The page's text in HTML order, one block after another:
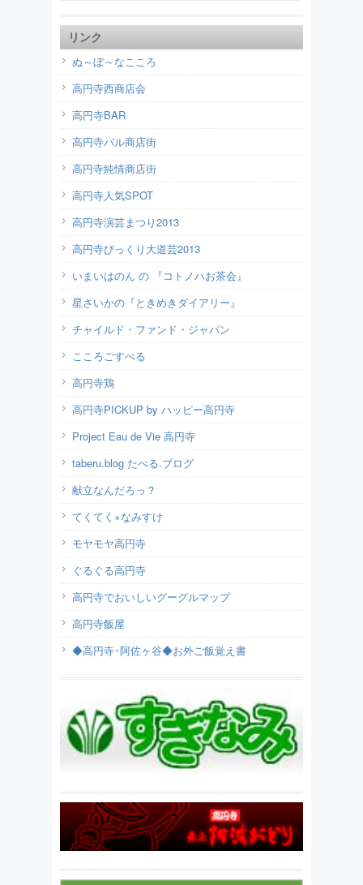
リンク
ぬ～ぼ～なこころ
高円寺西商店会
高円寺BAR
高円寺パル商店街
高円寺純情商店街
高円寺人気SPOT
高円寺演芸まつり2013
高円寺びっくり大道芸2013
いまいはのん の 『コトノハお茶会』
星さいかの『ときめきダイアリー』
チャイルド・ファンド・ジャパン
こころごすぺる
高円寺鶏
高円寺PICKUP by ハッピー高円寺
Project Eau de Vie 高円寺
taberu.blog たべる.ブログ
献立なんだろっ？
てくてく×なみすけ
モヤモヤ高円寺
ぐるぐる高円寺
高円寺でおいしいグーグルマップ
高円寺飯屋
◆高円寺･阿佐ヶ谷◆お外ご飯覚え書